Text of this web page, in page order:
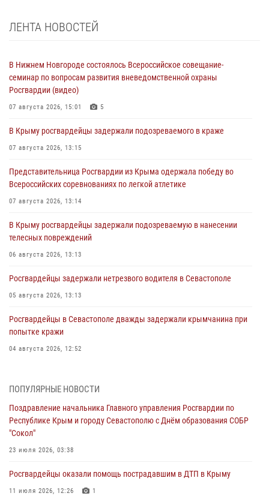
ЛЕНТА НОВОСТЕЙ
В Нижнем Новгороде состоялось Всероссийское совещание-
семинар по вопросам развития вневедомственной охраны
Росгвардии (видео)
07 августа 2026, 15:01 5
В Крыму росгвардейцы задержали подозреваемого в краже
07 августа 2026, 13:15
Представительница Росгвардии из Крыма одержала победу во
Всероссийских соревнованиях по легкой атлетике
07 августа 2026, 13:14
В Крыму росгвардейцы задержали подозреваемую в нанесении
телесных повреждений
06 августа 2026, 13:13
Росгвардейцы задержали нетрезвого водителя в Севастополе
05 августа 2026, 13:13
Росгвардейцы в Севастополе дважды задержали крымчанина при
попытке кражи
04 августа 2026, 12:52
мужчину
Росгвардия в Крыму и Севастополе задержала ряд
правонарушителей
03 августа 2026, 14:08
В Симферополе росгвардейцы задержали гражданина,
подозреваемого в совершении серии краж
ПОПУЛЯРНЫЕ НОВОСТИ
Поздравление начальника Главного управления Росгвардии по
Республике Крым и городу Севастополю с Днём образования СОБР
"Сокол"
23 июля 2026, 03:38
Росгвардейцы оказали помощь пострадавшим в ДТП в Крыму
11 июля 2026, 12:26 1